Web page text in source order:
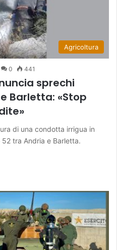
Agricoltura
0 441
sprechi
Barletta: «Stop
di una condotta irrigua in
tra Andria e Barletta.